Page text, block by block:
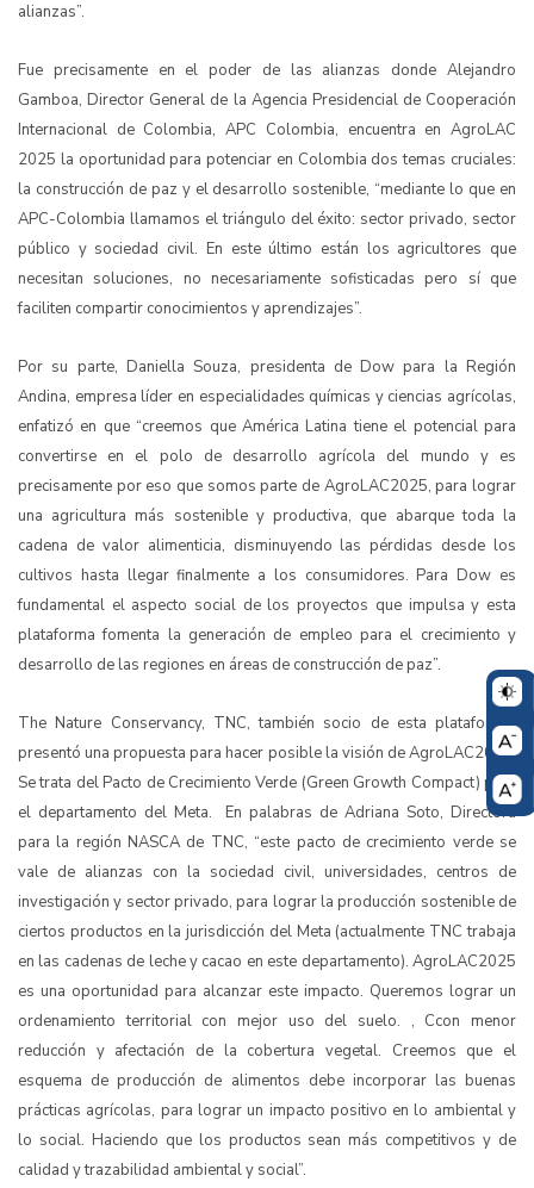
alianzas”.
Fue precisamente en el poder de las alianzas donde Alejandro
Gamboa, Director General de la Agencia Presidencial de Cooperación
Internacional de Colombia, APC Colombia, encuentra en AgroLAC
2025 la oportunidad para potenciar en Colombia dos temas cruciales:
la construcción de paz y el desarrollo sostenible, “mediante lo que en
APC-Colombia llamamos el triángulo del éxito: sector privado, sector
público y sociedad civil. En este último están los agricultores que
necesitan soluciones, no necesariamente sofisticadas pero sí que
faciliten compartir conocimientos y aprendizajes”.
Por su parte, Daniella Souza, presidenta de Dow para la Región
Andina, empresa líder en especialidades químicas y ciencias agrícolas,
enfatizó en que “creemos que América Latina tiene el potencial para
convertirse en el polo de desarrollo agrícola del mundo y es
precisamente por eso que somos parte de AgroLAC2025, para lograr
una agricultura más sostenible y productiva, que abarque toda la
cadena de valor alimenticia, disminuyendo las pérdidas desde los
cultivos hasta llegar finalmente a los consumidores. Para Dow es
fundamental el aspecto social de los proyectos que impulsa y esta
plataforma fomenta la generación de empleo para el crecimiento y
desarrollo de las regiones en áreas de construcción de paz”.
The Nature Conservancy, TNC, también socio de esta plataforma,
presentó una propuesta para hacer posible la visión de AgroLAC2025.
Se trata del Pacto de Crecimiento Verde (Green Growth Compact) para
el departamento del Meta. En palabras de Adriana Soto, Directora
para la región NASCA de TNC, “este pacto de crecimiento verde se
vale de alianzas con la sociedad civil, universidades, centros de
investigación y sector privado, para lograr la producción sostenible de
ciertos productos en la jurisdicción del Meta (actualmente TNC trabaja
en las cadenas de leche y cacao en este departamento). AgroLAC2025
es una oportunidad para alcanzar este impacto. Queremos lograr un
ordenamiento territorial con mejor uso del suelo. , Ccon menor
reducción y afectación de la cobertura vegetal. Creemos que el
esquema de producción de alimentos debe incorporar las buenas
prácticas agrícolas, para lograr un impacto positivo en lo ambiental y
lo social. Haciendo que los productos sean más competitivos y de
calidad y trazabilidad ambiental y social”.